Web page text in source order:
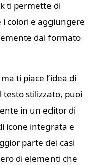
ti permette di
colori e aggiungere
dal formato
ti piace l’idea di
stilizzato, puoi
in un editor di
icone integrata e
parte dei casi
di elementi che